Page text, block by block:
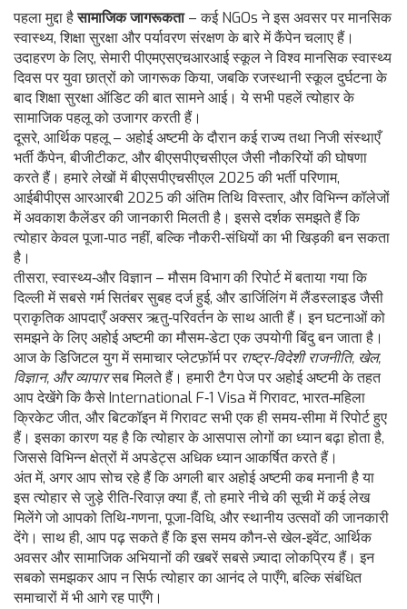
पहला मुद्दा हैसामाजिक जागरूकता– कई NGOs ने इस अवसर पर मानसिक
स्वास्थ्य, शिक्षा सुरक्षा और पर्यावरण संरक्षण के बारे में कैंपेन चलाए हैं।
उदाहरण के लिए, सेमारी पीएमएसएचआरआई स्कूल ने विश्व मानसिक स्वास्थ्य
दिवस पर युवा छात्रों को जागरूक किया, जबकि रजस्थानी स्कूल दुर्घटना के
बाद शिक्षा सुरक्षा ऑडिट की बात सामने आई। ये सभी पहलें त्योहार के
सामाजिक पहलू को उजागर करती हैं।
दूसरे, आर्थिक पहलू – अहोई अष्टमी के दौरान कई राज्य तथा निजी संस्थाएँ
भर्ती कैंपेन, बीजीटीकट, और बीएसपीएचसीएल जैसी नौकरियों की घोषणा
करते हैं। हमारे लेखों में बीएसपीएचसीएल 2025 की भर्ती परिणाम,
आईबीपीएस आरआरबी 2025 की अंतिम तिथि विस्तार, और विभिन्न कॉलेजों
में अवकाश कैलेंडर की जानकारी मिलती है। इससे दर्शक समझते हैं कि
त्योहार केवल पूजा‑पाठ नहीं, बल्कि नौकरी‑संधियों का भी खिड़की बन सकता
है।
तीसरा, स्वास्थ्य‑और विज्ञान – मौसम विभाग की रिपोर्ट में बताया गया कि
दिल्ली में सबसे गर्म सितंबर सुबह दर्ज हुई, और डार्जिलिंग में लैंडस्लाइड जैसी
प्राकृतिक आपदाएँ अक्सर ऋतु‑परिवर्तन के साथ आती हैं। इन घटनाओं को
समझने के लिए अहोई अष्टमी का मौसम‑डेटा एक उपयोगी बिंदु बन जाता है।
आज के डिजिटल युग में समाचार प्लेटफ़ॉर्म पर राष्ट्र-विदेशी राजनीति, खेल,
विज्ञान, और व्यापारसब मिलते हैं। हमारी टैग पेज पर अहोई अष्टमी के तहत
आप देखेंगे कि कैसे International F‑1 Visa में गिरावट, भारत‑महिला
क्रिकेट जीत, और बिटकॉइन में गिरावट सभी एक ही समय‑सीमा में रिपोर्ट हुए
हैं। इसका कारण यह है कि त्योहार के आसपास लोगों का ध्यान बढ़ा होता है,
जिससे विभिन्न क्षेत्रों में अपडेट्स अधिक ध्यान आकर्षित करते हैं।
अंत में, अगर आप सोच रहे हैं कि अगली बार अहोई अष्टमी कब मनानी है या
इस त्योहार से जुड़े रीति‑रिवाज़ क्या हैं, तो हमारे नीचे की सूची में कई लेख
मिलेंगे जो आपको तिथि‑गणना, पूजा‑विधि, और स्थानीय उत्सवों की जानकारी
देंगे। साथ ही, आप पढ़ सकते हैं कि इस समय कौन‑से खेल‑इवेंट, आर्थिक
अवसर और सामाजिक अभियानों की खबरें सबसे ज़्यादा लोकप्रिय हैं। इन
सबको समझकर आप न सिर्फ त्योहार का आनंद ले पाएँगे, बल्कि संबंधित
समाचारों में भी आगे रह पाएँगे।